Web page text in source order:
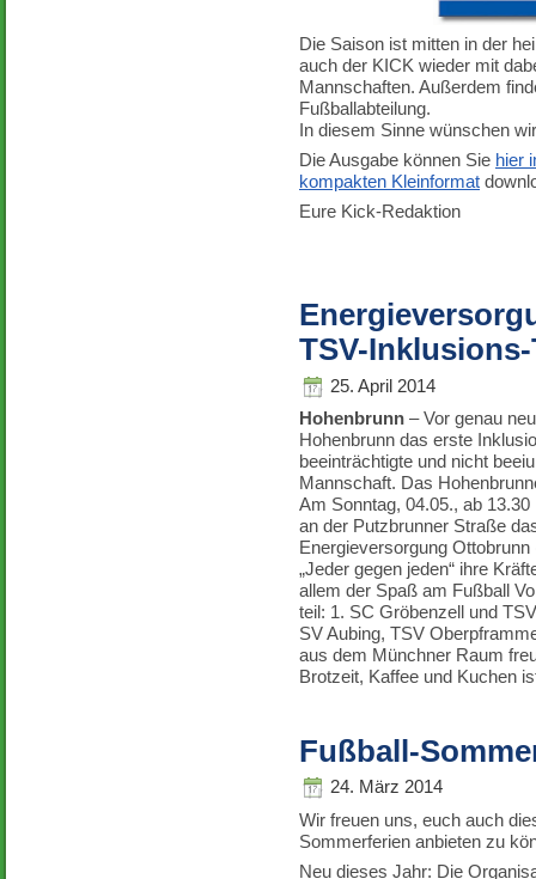
Die Saison ist mitten in der
auch der KICK wieder mit
Mannschaften. Außerdem
Fußballabteilung.
In diesem Sinne wünschen
Die Ausgabe können Sie hier
kompakten Kleinformat
Eure Kick-Redaktion
TSV-
25. April 2014
Hohenbrunn – Vor genau
Hohenbrunn das erste
beeinträchtigte und nicht
Mannschaft. Das
Am Sonntag, 04.05., ab
an der Putzbrunner Straße
Energieversorgung
„Jeder gegen jeden“ ihre
allem der Spaß am Fußball
teil: 1. SC Gröbenzell und
SV Aubing, TSV
aus dem Münchner Raum
Brotzeit, Kaffee und Kuchen
Fußball-
24. März 2014
Wir freuen uns, euch auch
Sommerferien anbieten zu
Neu dieses Jahr: Die